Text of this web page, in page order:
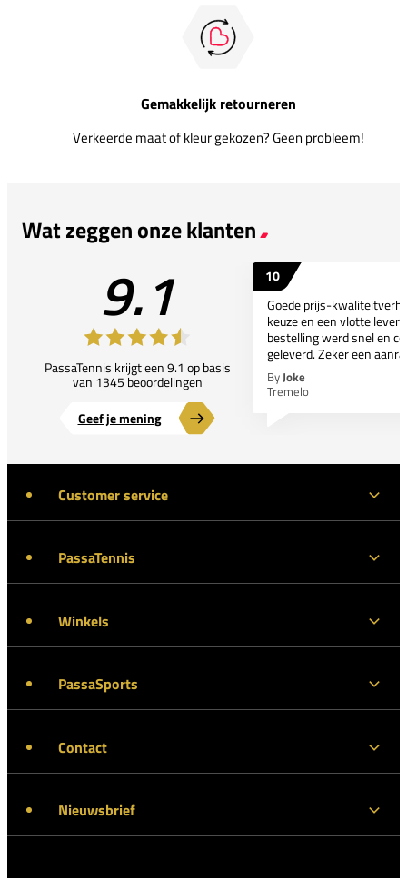
Gemakkelijk retourneren
Verkeerde maat of kleur gekozen? Geen probleem!
Wat zeggen onze klanten
9.1
PassaTennis krijgt een 9.1 op basis
van 1345 beoordelingen
Geef je mening
10
Goede prijs-
keuze en een vlotte
bestelling werd snel en
geleverd. Zeker een
ByJoke
Tremelo
Customer service
PassaTennis
Winkels
PassaSports
Contact
Nieuwsbrief